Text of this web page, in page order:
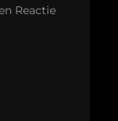
Reactie